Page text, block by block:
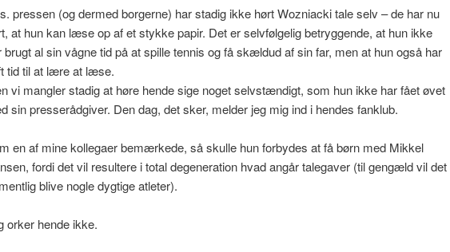
pressen (og dermed borgerne) har stadig ikke hørt Wozniacki tale selv – de har nu
at hun kan læse op af et stykke papir. Det er selvfølgelig betryggende, at hun ikke
brugt al sin vågne tid på at spille tennis og få skældud af sin far, men at hun også har
tid til at lære at læse.
vi mangler stadig at høre hende sige noget selvstændigt, som hun ikke har fået øvet
sin presserådgiver. Den dag, det sker, melder jeg mig ind i hendes fanklub.
en af mine kollegaer bemærkede, så skulle hun forbydes at få børn med Mikkel
fordi det vil resultere i total degeneration hvad angår talegaver (til gengæld vil det
blive nogle dygtige atleter).
orker hende ikke.